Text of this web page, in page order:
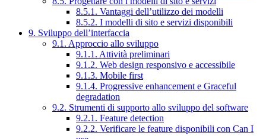
8.5.1. Vantaggi dell’utilizzo dei modelli
8.5.2. I modelli di sito e servizi disponibili
9. Sviluppo dell’interfaccia
9.1. Approccio allo sviluppo
9.1.1. Attività preliminari
9.1.2. Web design responsivo e accessibile
9.1.3. Mobile first
9.1.4. Progressive enhancement e Graceful
degradation
9.2. Strumenti di supporto allo sviluppo del software
9.2.1. Feature detection
9.2.2. Verificare le feature disponibili con Can I